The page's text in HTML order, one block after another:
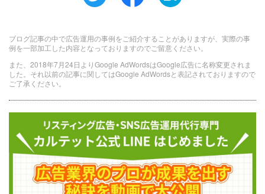
ブログ記事の中で広告運用の事例をご紹介することがありますが、実際の事
例を一部加工した内容となっておりますのでご留意ください。
また、2018年7月24日よりGoogle AdWordsはGoogle広告に名称変更されま
した。それ以前の記事に関してはGoogle AdWordsと表記されておりますので
ご了承ください。